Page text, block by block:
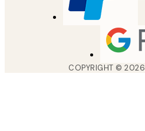
COPYRIGHT ©2026